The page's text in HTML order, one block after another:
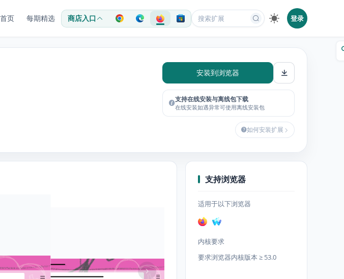
首页 每期精选 商店入口 登录
安装到浏览器
支持在线安装与离线包下载
在线安装如遇异常可使用离线安装包
如何安装扩展
支持浏览器
适用于以下浏览器
内核要求
要求浏览器内核版本 ≥ 53.0